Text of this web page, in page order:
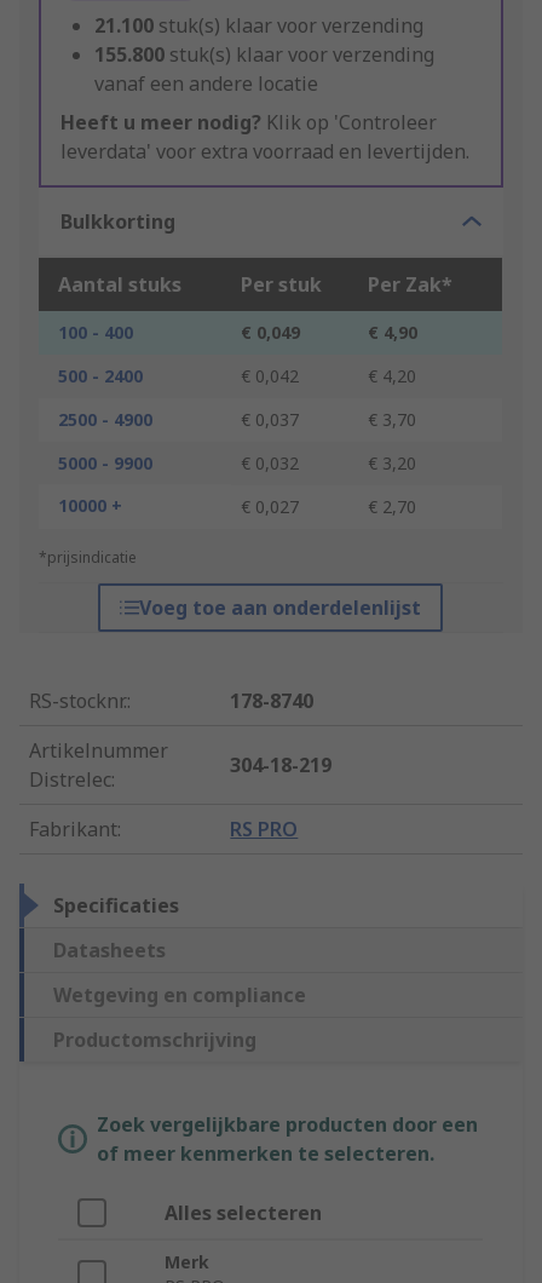
21.100 stuk(s) klaar voor verzending
155.800 stuk(s) klaar voor verzending
vanaf een andere locatie
Heeft u meer nodig? Klik op 'Controleer
leverdata' voor extra voorraad en levertijden.
Bulkkorting
Aantal stuks Per stuk Per Zak*
100 - 400 € 0,049
€ 4,90
500 - 2400
€ 0,042
€ 4,20
2500 - 4900
€ 0,037
€ 3,70
5000 - 9900
€ 0,032
€ 3,20
10000 +
€ 0,027 € 2,70
*prijsindicatie
Voeg toe aan onderdelenlijst
RS-stocknr.:
178-8740
Artikelnummer
Distrelec:
304-18-219
Fabrikant: RS PRO
Specificaties
Datasheets
Wetgeving en compliance
Productomschrijving
Zoek vergelijkbare producten door een
of meer kenmerken te selecteren.
Alles selecteren
Merk